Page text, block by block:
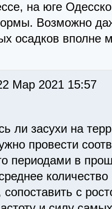
на юге
Возможно
осадков вполне
Мар 2021 15:57
ли засухи на
провести
периодами в
сопоставить с